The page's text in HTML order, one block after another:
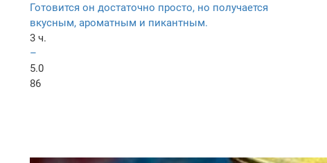
Готовится он достаточно просто, но получается
вкусным, ароматным и пикантным.
3 ч.
–
5.0
86